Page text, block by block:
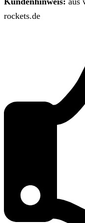
rockets.de